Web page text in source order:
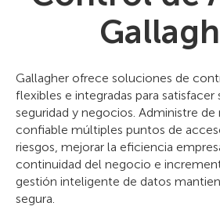
Gallagher ofrece soluciones de
flexibles e integradas para satisfacer
seguridad y negocios. Administre
confiable múltiples puntos de
riesgos, mejorar la eficiencia
continuidad del negocio e
gestión inteligente de datos
segura.